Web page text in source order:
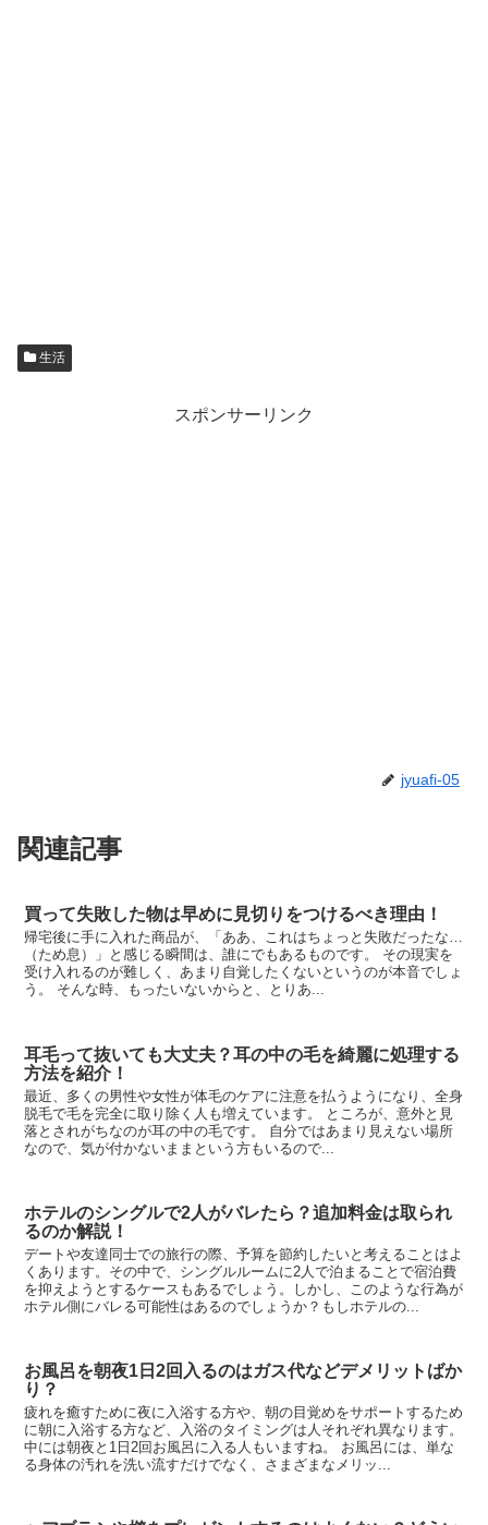
生活
スポンサーリンク
jyuafi-05
関連記事
買って失敗した物は早めに見切りをつけるべき理由！
帰宅後に手に入れた商品が、「ああ、これはちょっと失敗だったな…
（ため息）」と感じる瞬間は、誰にでもあるものです。 その現実を
受け入れるのが難しく、あまり自覚したくないというのが本音でしょ
う。 そんな時、もったいないからと、とりあ...
耳毛って抜いても大丈夫？耳の中の毛を綺麗に処理する
方法を紹介！
最近、多くの男性や女性が体毛のケアに注意を払うようになり、全身
脱毛で毛を完全に取り除く人も増えています。 ところが、意外と見
落とされがちなのが耳の中の毛です。 自分ではあまり見えない場所
なので、気が付かないままという方もいるので...
ホテルのシングルで2人がバレたら？追加料金は取られ
るのか解説！
デートや友達同士での旅行の際、予算を節約したいと考えることはよ
くあります。その中で、シングルルームに2人で泊まることで宿泊費
を抑えようとするケースもあるでしょう。しかし、このような行為が
ホテル側にバレる可能性はあるのでしょうか？もしホテルの...
お風呂を朝夜1日2回入るのはガス代などデメリットばか
り？
疲れを癒すために夜に入浴する方や、朝の目覚めをサポートするため
に朝に入浴する方など、入浴のタイミングは人それぞれ異なります。
中には朝夜と1日2回お風呂に入る人もいますね。 お風呂には、単な
る身体の汚れを洗い流すだけでなく、さまざまなメリッ...